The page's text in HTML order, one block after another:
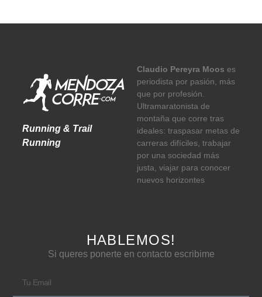
Running & Trail
Running
Claudio Pereyra Moos es
periodista por pasión, más
que por profesión.
Ultramaratonista de
montaña que corre tras
ideales: traspasar metas de
carreras difíciles, trabajar
por una sociedad más
justa, viajar para conocer
nuevos horizontes
HABLEMOS!
Si queres ponerte en contacto escribime